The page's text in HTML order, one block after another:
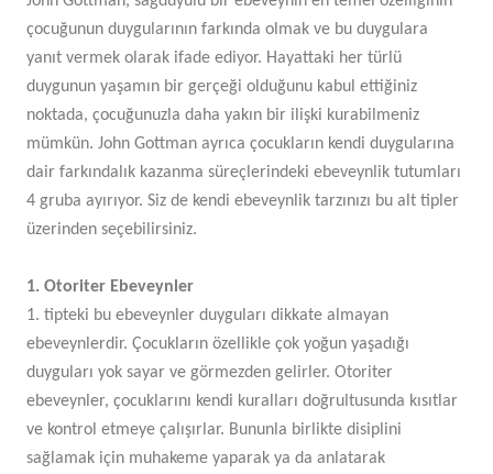
çocuğunun duygularının farkında olmak ve bu duygulara
yanıt vermek olarak ifade ediyor. Hayattaki her türlü
duygunun yaşamın bir gerçeği olduğunu kabul ettiğiniz
noktada, çocuğunuzla daha yakın bir ilişki kurabilmeniz
mümkün. John Gottman ayrıca çocukların kendi duygularına
dair farkındalık kazanma süreçlerindeki ebeveynlik tutumları
4 gruba ayırıyor. Siz de kendi ebeveynlik tarzınızı bu alt tipler
üzerinden seçebilirsiniz.
1. Otoriter Ebeveynler
1. tipteki bu ebeveynler duyguları dikkate almayan
ebeveynlerdir. Çocukların özellikle çok yoğun yaşadığı
duyguları yok sayar ve görmezden gelirler. Otoriter
ebeveynler, çocuklarını kendi kuralları doğrultusunda kısıtlar
ve kontrol etmeye çalışırlar. Bununla birlikte disiplini
sağlamak için muhakeme yaparak ya da anlatarak